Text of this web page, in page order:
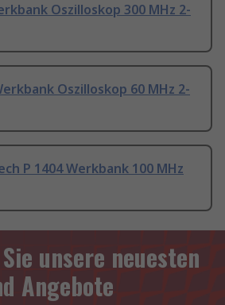
Oszilloskop 300 MHz 2-
Oszilloskop 60 MHz 2-
P 1404 Werkbank 100 MHz
unsere neuesten
Angebote